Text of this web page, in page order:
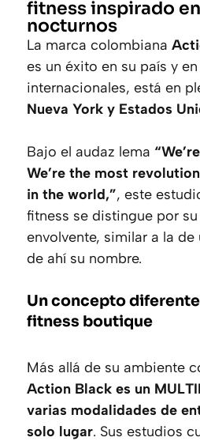
fitness inspirado
nocturnos
La marca colombiana
es un éxito en su país y
internacionales, está en
Nueva York y Estados
Bajo el audaz lema
We’re the most
in the world,”, este
fitness se distingue por
envolvente, similar a la
de ahí su nombre.
Un concepto
fitness boutique
Más allá de su ambiente
Action Black es un
varias modalidades de
solo lugar. Sus estudios